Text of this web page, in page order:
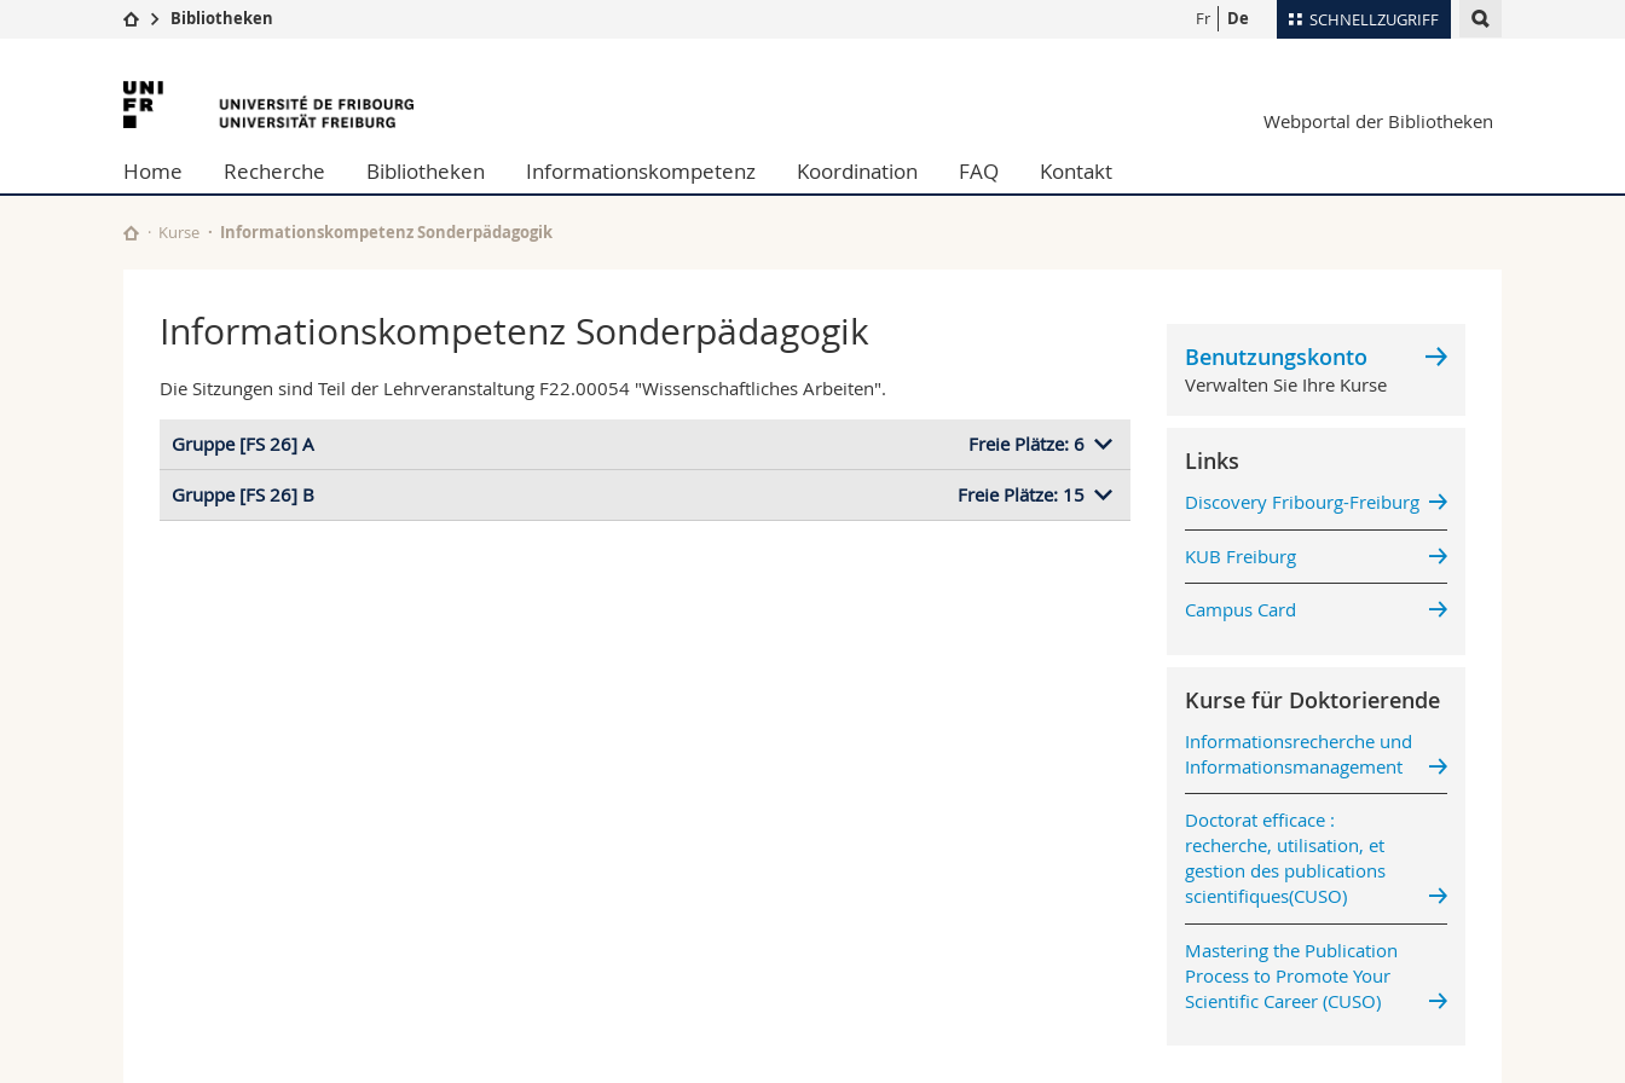
SCHNELLZUGRIFF
Universität
Studium
Forschung
Universität
Weiterbildung
Philosophische Fak.
Wirtschafts- und Sozialwissenschaftliche Fak.
Math.-Nat. und Med. Fak.
Interfakultär
Medien
Forschende
Ortsplan
Webmail
Fr De
Bibliotheken
Bibliotheken Webportal der Bibliotheken
Home Recherche Bibliotheken Informationskompetenz Koordination FAQ Kontakt
Kurse Informationskompetenz Sonderpädagogik
Informationskompetenz Sonderpädagogik
Die Sitzungen sind Teil der Lehrveranstaltung F22.00054 "Wissenschaftliches Arbeiten".
Gruppe [FS 26] A Freie Plätze: 6
Gruppe [FS 26] B Freie Plätze: 15
Benutzungskonto
Verwalten Sie Ihre Kurse
Links
Discovery Fribourg-Freiburg
KUB Freiburg
Campus Card
Kurse für Doktorierende
Informationsrecherche und
Informationsmanagement
Doctorat efficace :
recherche, utilisation, et
gestion des publications
scientifiques(CUSO)
Mastering the Publication
Process to Promote Your
Scientific Career (CUSO)